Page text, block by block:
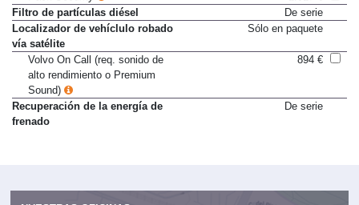
Pack Security
1.317 €
Filtro de partículas diésel
De serie
Localizador de vehíclulo robado
vía satélite
Volvo On Call (req. sonido de
alto rendimiento o Premium
Sound)
Recuperación de la energía de